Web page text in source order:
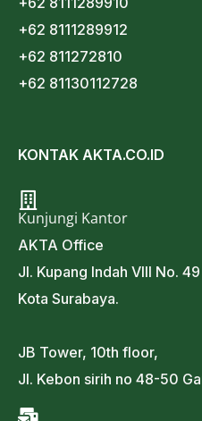
+62 8111289912
+62 811272810
+62 81130112728
KONTAK AKTA.CO.ID
Kunjungi Kantor
AKTA Office
Jl. Kupang Indah VIII No. 49
Kota Surabaya.
JB Tower, 10th floor,
Jl. Kebon sirih no 48-50